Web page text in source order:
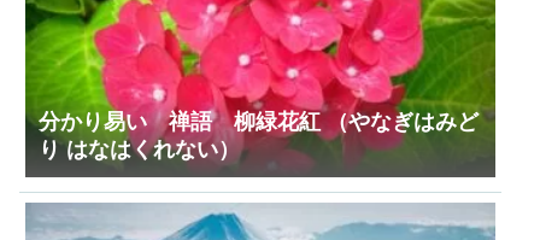
分かり易い 禅語 柳緑花紅 （やなぎはみど
り はなはくれない）